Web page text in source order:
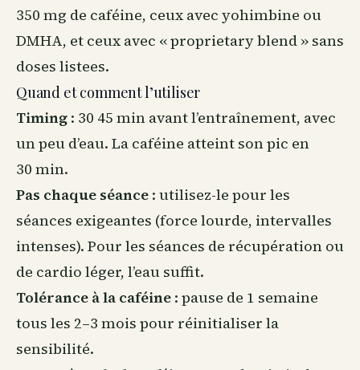
350 mg de caféine, ceux avec yohimbine ou
DMHA, et ceux avec « proprietary blend » sans
doses listees.
Quand et comment l’utiliser
Timing : 30 45 min avant l’entraînement, avec
un peu d’eau. La caféine atteint son pic en
30 min.
Pas chaque séance : utilisez-le pour les
séances exigeantes (force lourde, intervalles
intenses). Pour les séances de récupération ou
de cardio léger, l’eau suffit.
Tolérance à la caféine : pause de 1 semaine
tous les 2–3 mois pour réinitialiser la
sensibilité.